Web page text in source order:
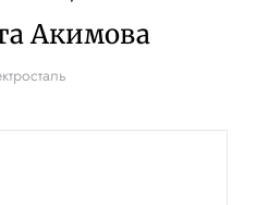
Акимова